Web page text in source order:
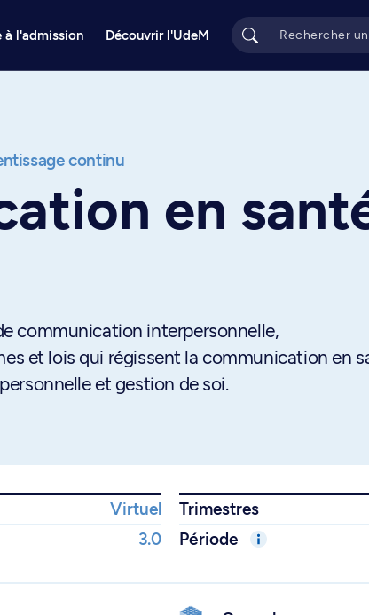
à l'admission Découvrir l'UdeM
continu
en
communication interpersonnelle,
et lois qui régissent la communication en
et gestion de soi.
Virtuel Trimestres
3.0 Période